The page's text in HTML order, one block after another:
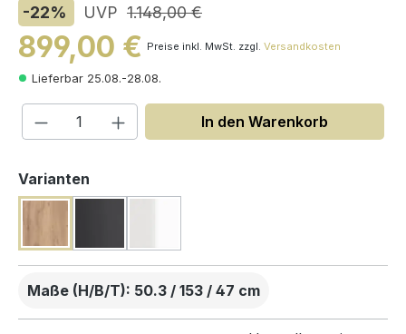
-22% UVP 1.148,00 €
899,00 € Preise inkl. MwSt. zzgl. Versandkosten
Lieferbar 25.08.-28.08.
Produkt Anzahl: Gib den
In den Warenkorb
Varianten
Maße (H/B/T): 50.3 / 153 / 47 cm